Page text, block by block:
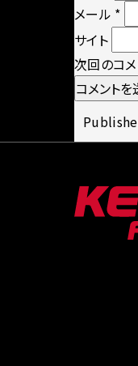
メール *
サイト
次回のコメ
投
稿